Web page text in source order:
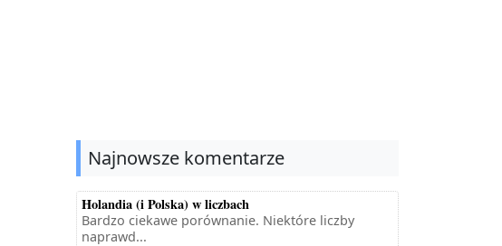
Najnowsze komentarze
Holandia (i Polska) w liczbach
Bardzo ciekawe porównanie. Niektóre liczby
naprawd...